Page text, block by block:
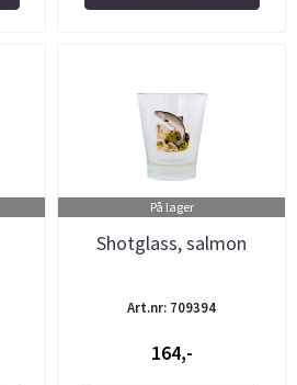
På lager
Shotglass, salmon
Art.nr: 709394
164,-